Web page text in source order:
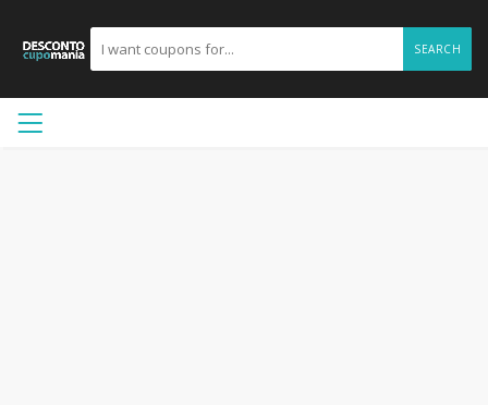
SEARCH